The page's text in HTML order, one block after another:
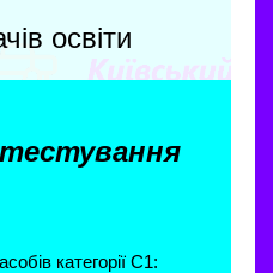
освіти
категорії С1: